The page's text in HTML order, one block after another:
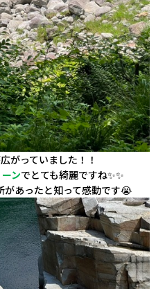
がっていました！！
ンでとても綺麗ですね✨✨
があったと知って感動です😭